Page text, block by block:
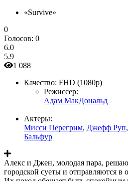
«Survive»
0
Голосов: 0
6.0
5.9
1 088
Качество: FHD (1080p)
Режиссер:
Адам МакДональд
Актеры:
Мисси Перегрим, Джефф Руп,
Бальфур
Алекс и Джен, молодая пара,
городской суеты и отправляются в